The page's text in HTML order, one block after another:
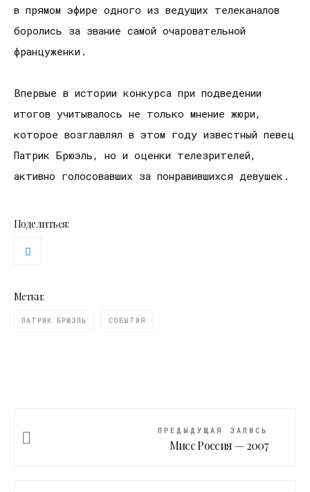
в прямом эфире одного из ведущих телеканалов
боролись за звание самой очаровательной
француженки.
Впервые в истории конкурса при подведении
итогов учитывалось не только мнение жюри,
которое возглавлял в этом году известный певец
Патрик Брюэль, но и оценки телезрителей,
активно голосовавших за понравившихся девушек.
Поделиться:
Метки:
ПАТРИК БРЮЭЛЬ СОБЫТИЯ
ПРЕДЫДУЩАЯ ЗАПИСЬ
Мисс Россия — 2007